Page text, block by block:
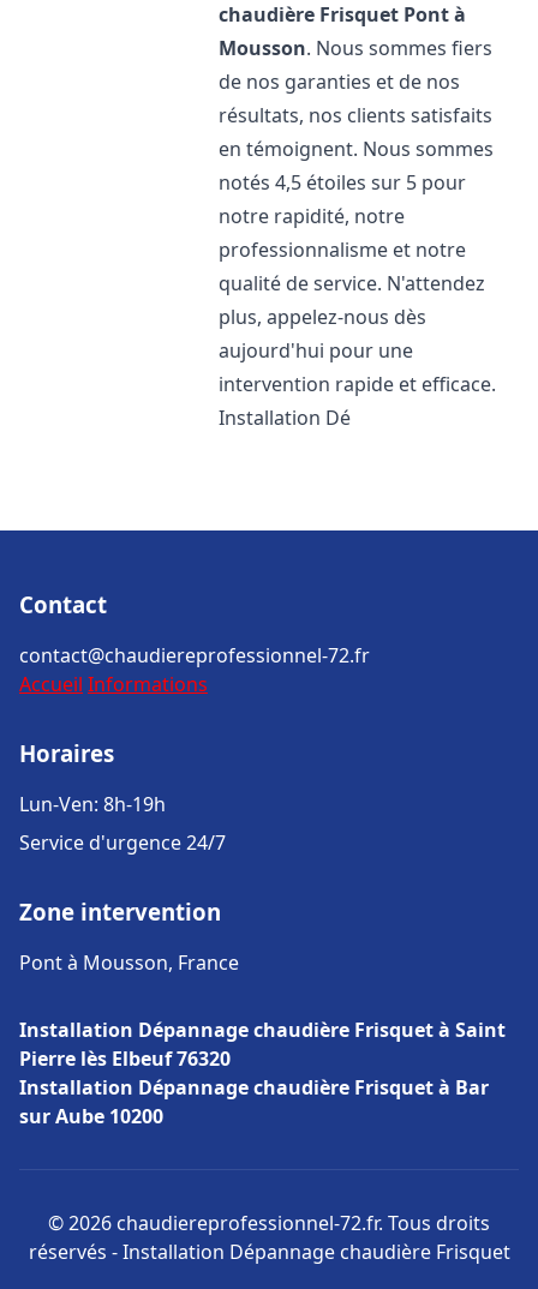
chaudière Frisquet Pont à
Mousson. Nous sommes fiers
de nos garanties et de nos
résultats, nos clients satisfaits
en témoignent. Nous sommes
notés 4,5 étoiles sur 5 pour
notre rapidité, notre
professionnalisme et notre
qualité de service. N'attendez
plus, appelez-nous dès
aujourd'hui pour une
intervention rapide et efficace.
Installation Dé
Contact
contact@chaudiereprofessionnel-72.fr
Accueil Informations
Horaires
Lun-Ven: 8h-19h
Service d'urgence 24/7
Zone intervention
Pont à Mousson, France
Installation Dépannage chaudière Frisquet à Saint
Pierre lès Elbeuf 76320
Installation Dépannage chaudière Frisquet à Bar
sur Aube 10200
© 2026 chaudiereprofessionnel-72.fr. Tous droits
réservés - Installation Dépannage chaudière Frisquet